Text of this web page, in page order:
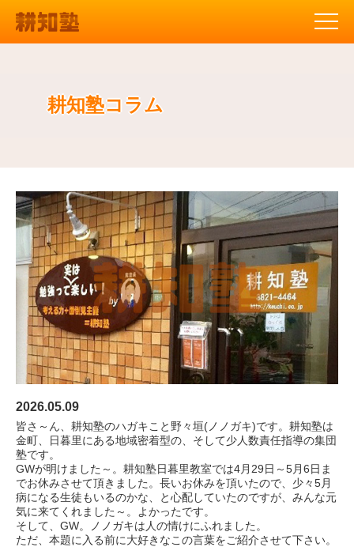
耕知塾コラム
2026.05.09
皆さ～ん、耕知塾のハガキこと野々垣(ノノガキ)です。耕知塾は
金町、日暮里にある地域密着型の、そして少人数責任指導の集団
塾です。
GWが明けました～。耕知塾日暮里教室では4月29日～5月6日ま
でお休みさせて頂きました。長いお休みを頂いたので、少々5月
病になる生徒もいるのかな、と心配していたのですが、みんな元
気に来てくれました～。よかったです。
そして、GW。ノノガキは人の情けにふれました。
ただ、本題に入る前に大好きなこの言葉をご紹介させて下さい。